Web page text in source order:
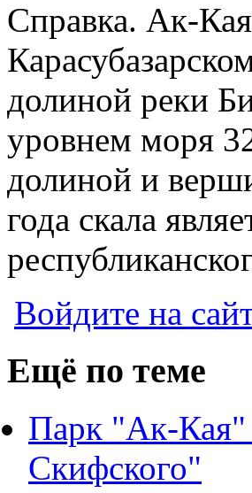
Справка. Ак-
долиной реки
уровнем моря
долиной и
года скала
Войдите на
Ещё по теме
Парк "Ак-Кая"
Скифского"